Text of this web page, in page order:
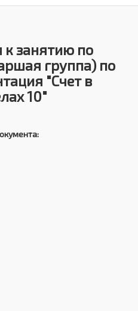
к занятию по
группа) по
"Счет в
10"